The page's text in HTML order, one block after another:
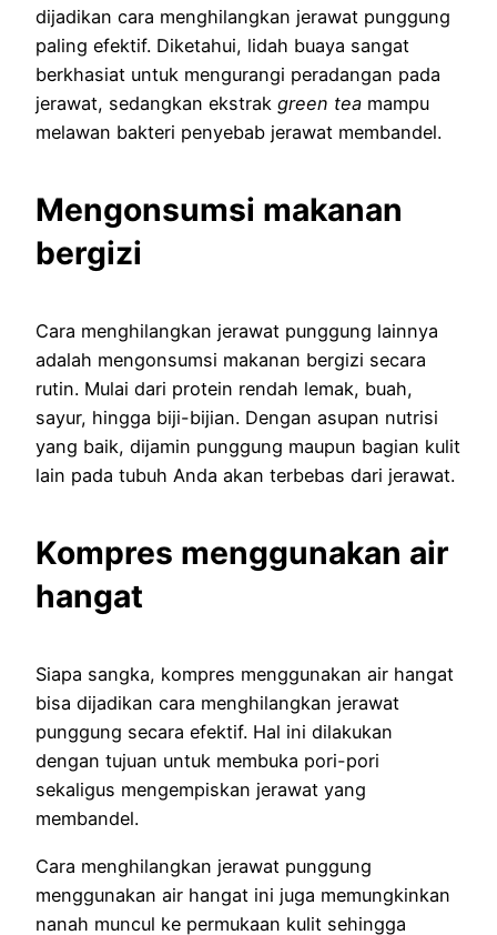
dijadikan cara menghilangkan jerawat punggung
paling efektif. Diketahui, lidah buaya sangat
berkhasiat untuk mengurangi peradangan pada
jerawat, sedangkan ekstrak green tea mampu
melawan bakteri penyebab jerawat membandel.
Mengonsumsi makanan
bergizi
Cara menghilangkan jerawat punggung lainnya
adalah mengonsumsi makanan bergizi secara
rutin. Mulai dari protein rendah lemak, buah,
sayur, hingga biji-bijian. Dengan asupan nutrisi
yang baik, dijamin punggung maupun bagian kulit
lain pada tubuh Anda akan terbebas dari jerawat.
Kompres menggunakan air
hangat
Siapa sangka, kompres menggunakan air hangat
bisa dijadikan cara menghilangkan jerawat
punggung secara efektif. Hal ini dilakukan
dengan tujuan untuk membuka pori-pori
sekaligus mengempiskan jerawat yang
membandel.
Cara menghilangkan jerawat punggung
menggunakan air hangat ini juga memungkinkan
nanah muncul ke permukaan kulit sehingga